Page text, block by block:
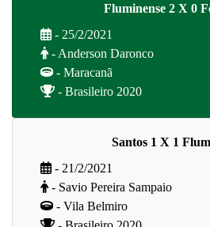
Fluminense 2 X 0
- 25/2/2021
- Anderson Daronco
- Maracanã
- Brasileiro 2020
Santos 1 X 1
- 21/2/2021
- Savio Pereira Sampaio
- Vila Belmiro